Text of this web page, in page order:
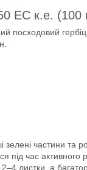
ЕС к.е.
посходовий
частини та
під час активного
листки, а